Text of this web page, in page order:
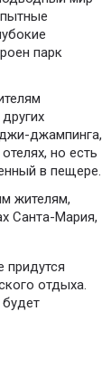
парк
джампинга,
но есть
в пещере.
жителям,
Санта-Мария,
придутся
отдыха.